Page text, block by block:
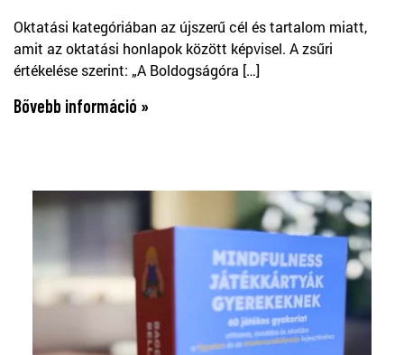
Oktatási kategóriában az újszerű cél és tartalom miatt,
amit az oktatási honlapok között képvisel. A zsűri
értékelése szerint: „A Boldogságóra […]
Bővebb információ »